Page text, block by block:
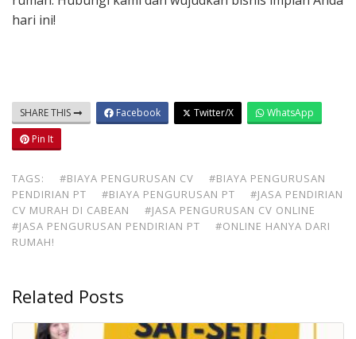
hari ini!
SHARE THIS Facebook Twitter/X
WhatsApp
Pin It
TAGS: #BIAYA PENGURUSAN CV
#BIAYA PENGURUSAN
PENDIRIAN PT
#BIAYA PENGURUSAN PT
#JASA PENDIRIAN
CV MURAH DI CABEAN
#JASA PENGURUSAN CV ONLINE
#JASA PENGURUSAN PENDIRIAN PT
#ONLINE HANYA DARI
RUMAH!
Related Posts